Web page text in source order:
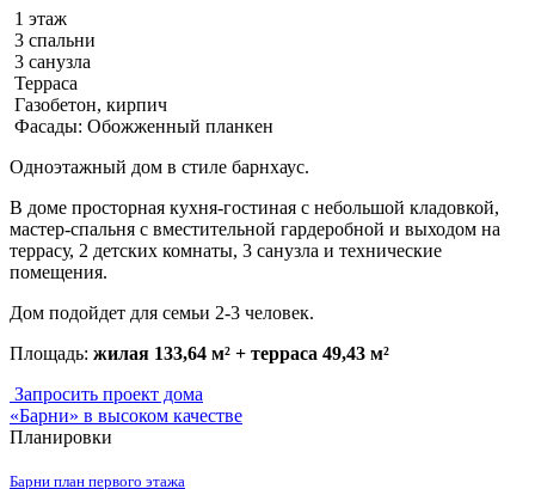
1 этаж
3 спальни
3 санузла
Терраса
Газобетон, кирпич
Фасады: Обожженный планкен
Одноэтажный дом в стиле барнхаус.
В доме просторная кухня-гостиная с небольшой кладовкой,
мастер-спальня с вместительной гардеробной и выходом на
террасу, 2 детских комнаты, 3 санузла и технические
помещения.
Дом подойдет для семьи 2-3 человек.
Площадь: жилая 133,64 м² + терраса 49,43 м²
Запросить проект дома
«Барни» в высоком качестве
Планировки
Барни план первого этажа